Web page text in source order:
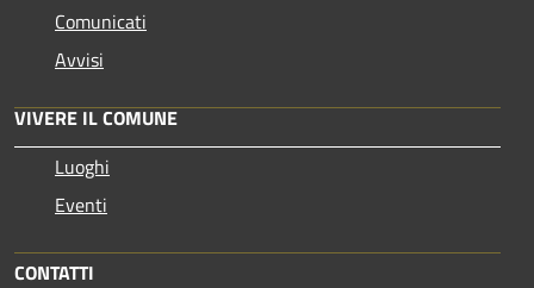
Comunicati
Avvisi
VIVERE IL COMUNE
Luoghi
Eventi
CONTATTI